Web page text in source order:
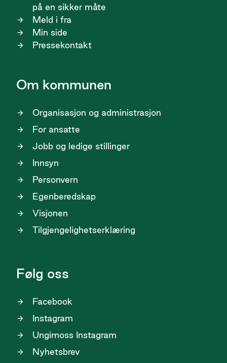
på en sikker måte
Meld i fra
Min side
Pressekontakt
Om kommunen
Organisasjon og administrasjon
For ansatte
Jobb og ledige stillinger
Innsyn
Personvern
Egenberedskap
Visjonen
Tilgjengelighetserklæring
Følg oss
Facebook
Instagram
Ungimoss Instagram
Nyhetsbrev